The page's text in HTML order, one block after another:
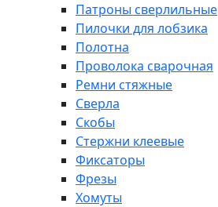
Патроны сверлильные
Пилочки для лобзика
Полотна
Проволока сварочная
Ремни стяжные
Сверла
Скобы
Стержни клеевые
Фиксаторы
Фрезы
Хомуты